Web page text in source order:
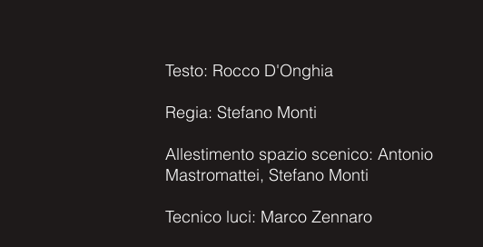
Testo: Rocco D'Onghia
Regia: Stefano Monti
Allestimento spazio scenico: Antonio
Mastromattei, Stefano Monti
Tecnico luci: Marco Zennaro